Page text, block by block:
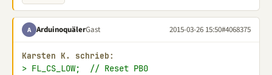
A ArduinoquälerGast 2015-03-26 15:50#4068375
Karsten K. schrieb:
> FL_CS_LOW;  // Reset PB0